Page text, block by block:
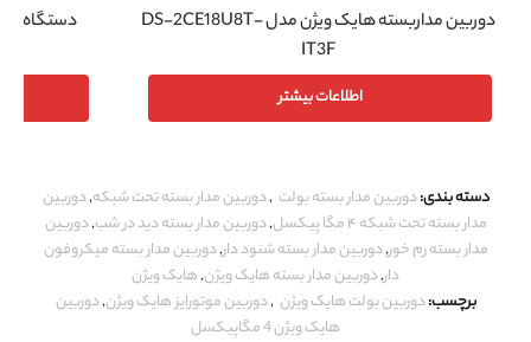
دوربین مداربسته هایک ویژن مدل DS-2CE18U8T-
IT3F
اطلاعات بیشتر
دستگاه NVR هایک ویژن مدل DS-7732NI-K4
دسته بندی:دوربین مدار بسته بولت ,دوربین مدار بسته تحت شبکه,دوربین
مدار بسته تحت شبکه ۴ مگا پیکسل
,دوربین مدار بسته دید در شب,دوربین
مدار بسته رم خور,دوربین مدار بسته شنود دار,دوربین مدار بسته میکروفون
دار,دوربین مدار بسته هایک ویژن,هایک ویژن
برچسب:دوربین بولت هایک ویژن ,دوربین موتورایز هایک ویژن,دوربین
هایک ویژن 4 مگاپیکسل